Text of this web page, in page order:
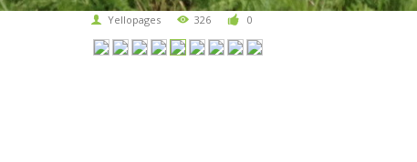
Yellopages 326 0